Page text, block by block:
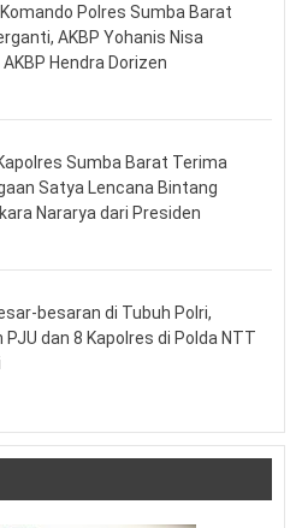
Polres Sumba Barat
AKBP Yohanis Nisa
Hendra Dorizen
Sumba Barat Terima
Satya Lencana Bintang
Nararya dari Presiden
besaran di Tubuh Polri,
PJU dan 8 Kapolres di Polda NTT